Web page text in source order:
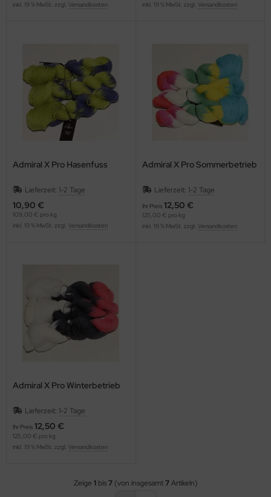
inkl. 19 % MwSt. zzgl. Versandkosten
inkl. 19 % MwSt. zzgl. Versandkosten
Admiral X Pro Hasenfuss
Lieferzeit: 1-2 Tage
10,90 €
109,00 € pro kg
inkl. 19 % MwSt. zzgl. Versandkosten
Admiral X Pro Sommerbetrieb
Lieferzeit: 1-2 Tage
Ihr Preis 12,50 €
125,00 € pro kg
inkl. 19 % MwSt. zzgl. Versandkosten
Admiral X Pro Winterbetrieb
Lieferzeit: 1-2 Tage
Ihr Preis 12,50 €
125,00 € pro kg
inkl. 19 % MwSt. zzgl. Versandkosten
Zeige 1bis7(von insgesamt7Artikeln)